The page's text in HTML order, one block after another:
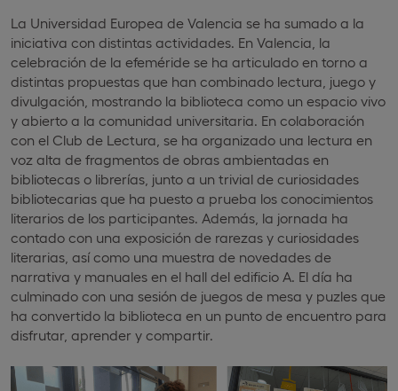
La Universidad Europea de Valencia se ha sumado a la
iniciativa con distintas actividades. En Valencia, la
celebración de la efeméride se ha articulado en torno a
distintas propuestas que han combinado lectura, juego y
divulgación, mostrando la biblioteca como un espacio vivo
y abierto a la comunidad universitaria. En colaboración
con el Club de Lectura, se ha organizado una lectura en
voz alta de fragmentos de obras ambientadas en
bibliotecas o librerías, junto a un trivial de curiosidades
bibliotecarias que ha puesto a prueba los conocimientos
literarios de los participantes. Además, la jornada ha
contado con una exposición de rarezas y curiosidades
literarias, así como una muestra de novedades de
narrativa y manuales en el hall del edificio A. El día ha
culminado con una sesión de juegos de mesa y puzles que
ha convertido la biblioteca en un punto de encuentro para
disfrutar, aprender y compartir.